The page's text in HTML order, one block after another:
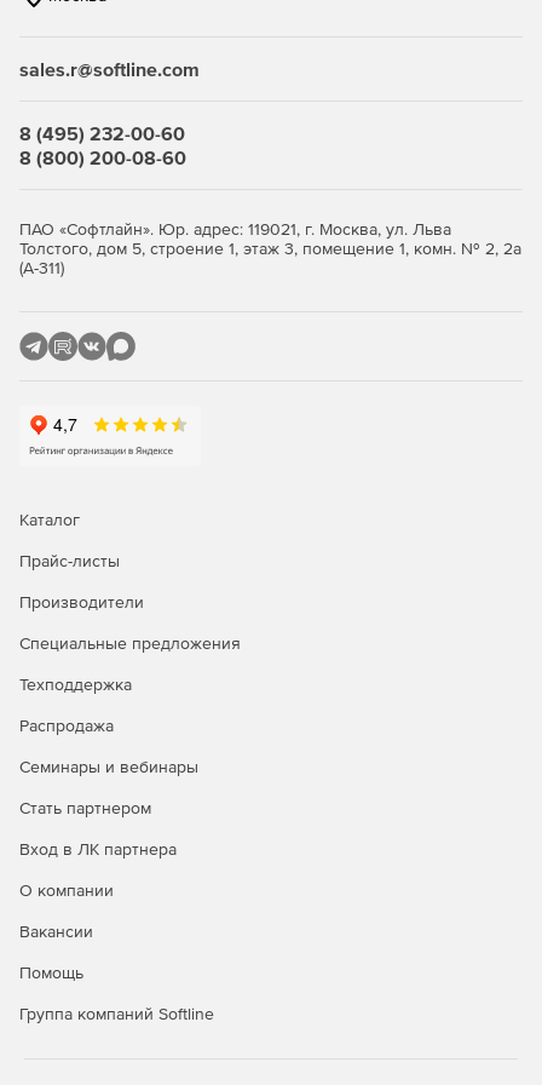
связанные с соблюдением нормативных актов.
Безопасность виртуальной среды и
рабочих столов
Легковесные агенты снижают потребление ресурсов
виртуализации до 30%, обеспечивая оптимизацию
Поддержка широкого спектра платформ
виртуализации серверов и инфраструктур VDI.
сервисов.
Управление всеми аспектами безопасности удобно и
Автоматизация политики безопасности и
среды.
облачных сред и успешно отражайте самые сложные
атаки.
sales.r@softline.com
8 (495) 232-00-60
8 (800) 200-08-60
ПАО «Софтлайн». Юр. адрес: 119021, г. Москва, ул. Льва
Толстого, дом 5, строение 1, этаж 3, помещение 1, комн. № 2, 2а
(А-311)
Каталог
Прайс-листы
Производители
Специальные предложения
Техподдержка
Распродажа
Семинары и вебинары
Стать партнером
Вход в ЛК партнера
О компании
Вакансии
Помощь
Группа компаний Softline